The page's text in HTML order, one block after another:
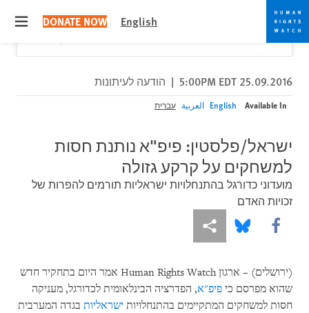
Skip
to
cookie
privacy
notice
Skip
to
main
content
English
DONATE NOW
Would you like to read this page in English?
Close
25.09.2016 5:00PM EDT
| הודעה לעיתונות
Available In
English العربية עברית
ישראל/פלסטין: פיפ"א נותנת חסות
למשחקים על קרקע גזולה
מועדוני כדורגל בהתנחלויות ישראליות תורמים להפרות של
זכויות האדם
Share this via Facebook
Share this via Bluesky
More sharing options
)ירושלים) – ארגוןHuman Rights Watch אמר היום בתחקיר חדש
שהוא מפרסם כי פיפ"א, הפדרציה הבינלאומית לכדורגל, מעניקה
חסות למשחקים המתקיימים בהתנחלויות ישראליות בגדה המערבית